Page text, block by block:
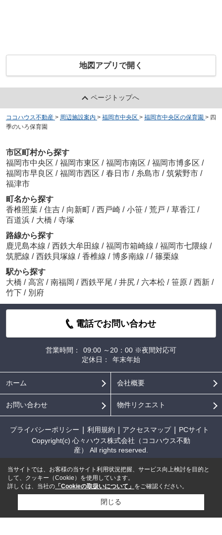
地図アプリで開く
ページトップへ
ココハウス不動産 > 周辺施設案内 > 福岡市中央区 > 福岡市中央区の保育園 > 四
季のいろ保育園
市区町村から探す
福岡市中央区 / 福岡市東区 / 福岡市南区 / 福岡市博多区 /
福岡市早良区 / 福岡市西区 / 春日市 / 糸島市 / 筑紫野市 /
福津市
町名から探す
香椎照葉 / 住吉 / 向新町 / 西戸崎 / 小笹 / 荒戸 / 草香江 /
百道浜 / 大橋 / 寺塚
路線から探す
鹿児島本線 / 西鉄大牟田線 / 福岡市箱崎線 / 福岡市七隈線 /
筑肥線 / 西鉄貝塚線 / 香椎線 / 博多南線 / / 篠栗線
駅から探す
大橋 / 高宮 / 南福岡 / 西鉄平尾 / 井尻 / 六本松 / 笹原 / 西新 /
竹下 / 別府
電話でお問い合わせ
営業時間：
09:00 ～20：00 ※夜間対応可
定休日：
年末年始
ホーム 会社概要
お問い合わせ 物件リクエスト
プライバシーポリシー 利用規約 アクセスマップ
PCサイト
Copyright(c) 心々ハウス株式会社（ココハウス不動
産） All rights reserved.
当サイトでは、お客様の当サイト利用状況把握、サービス向上検討を目的と
して、クッキー（Cookie）を使用しています。
詳しくは、当社の 「Cookieの取扱いについて」 をご確認ください。
閉じる